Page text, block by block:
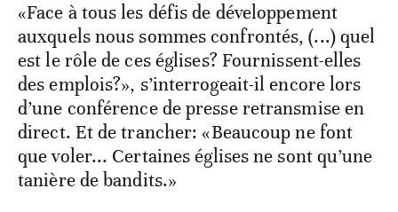
«Face à tous les défis de développement
auxquels nous sommes confrontés, (...) quel
est le rôle de ces églises? Fournissent-elles
des emplois?», s’interrogeait-il encore lors
d’une conférence de presse retransmise en
direct. Et de trancher: «Beaucoup ne font
que voler... Certaines églises ne sont qu’une
tanière de bandits.»